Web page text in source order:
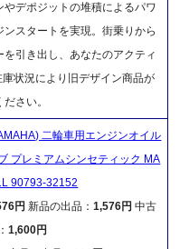
デポジットの堆積によるパワ
スタートを実現。街乗りから
引き出し、あなたのアクティ
状況により旧デザイン商品が
さい。
二輪車用エンジンオイル
プレミアムシンセティック MA
90793-32152
円新品の出品：1,576円 中古
1,600円